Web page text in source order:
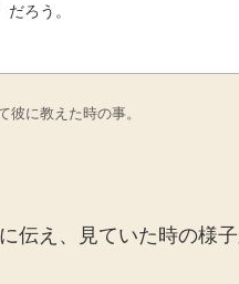
だろう。
彼に教えた時の事。
伝え、見ていた時の様子